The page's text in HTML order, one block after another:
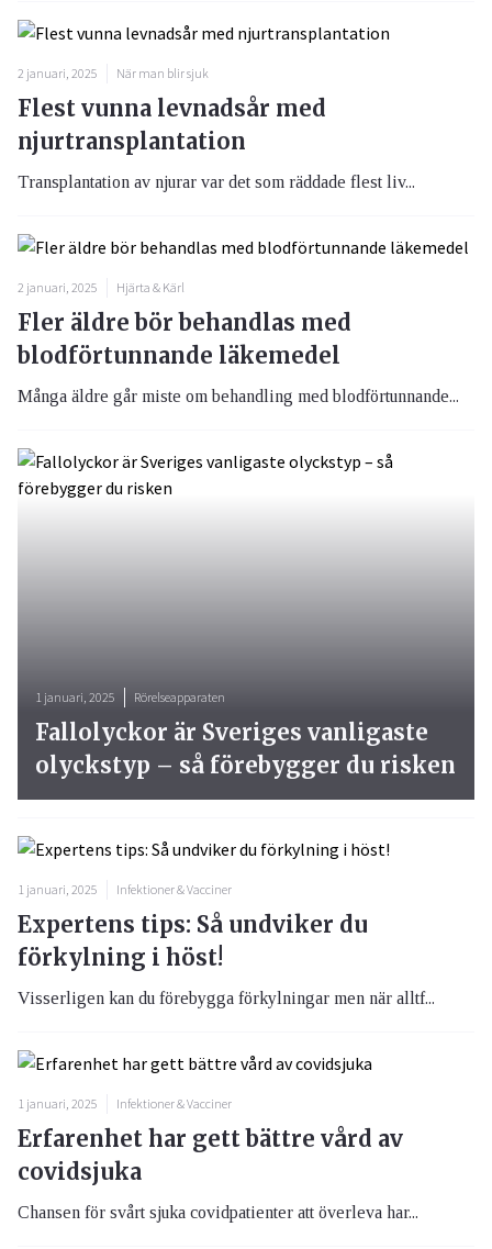
2 januari, 2025 När man blir sjuk
Flest vunna levnadsår med
njurtransplantation
Transplantation av njurar var det som räddade flest liv...
2 januari, 2025 Hjärta & Kärl
Fler äldre bör behandlas med
blodförtunnande läkemedel
Många äldre går miste om behandling med blodförtunnande...
1 januari, 2025 Rörelseapparaten
Fallolyckor är Sveriges vanligaste
olyckstyp – så förebygger du risken
1 januari, 2025 Infektioner & Vacciner
Expertens tips: Så undviker du
förkylning i höst!
Visserligen kan du förebygga förkylningar men när alltf...
1 januari, 2025 Infektioner & Vacciner
Erfarenhet har gett bättre vård av
covidsjuka
Chansen för svårt sjuka covidpatienter att överleva har...